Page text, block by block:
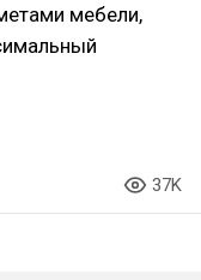
мебели,
37K